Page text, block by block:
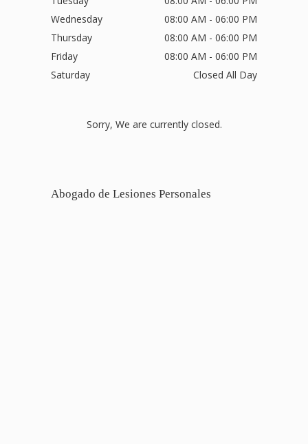
Wednesday
08:00 AM - 06:00 PM
Thursday
08:00 AM - 06:00 PM
Friday
08:00 AM - 06:00 PM
Saturday
Closed All Day
Sorry, We are currently closed.
Abogado de Lesiones Personales